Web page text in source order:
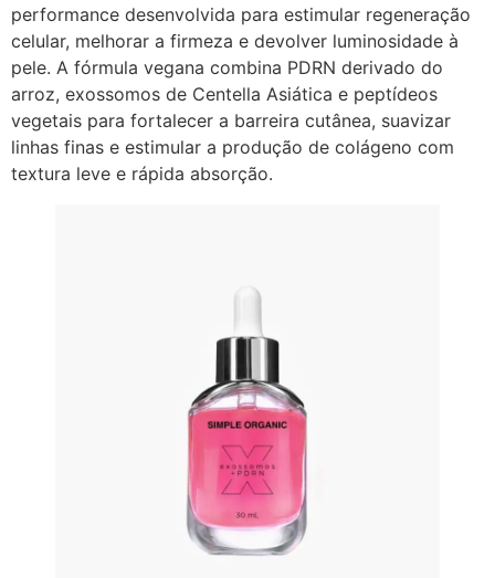
performance desenvolvida para estimular regeneração
celular, melhorar a firmeza e devolver luminosidade à
pele. A fórmula vegana combina PDRN derivado do
arroz, exossomos de Centella Asiática e peptídeos
vegetais para fortalecer a barreira cutânea, suavizar
linhas finas e estimular a produção de colágeno com
textura leve e rápida absorção.